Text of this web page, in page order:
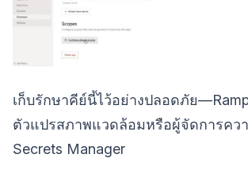
เก็บรักษาคีย์นี้ไว้อย่างปลอดภัย
ตัวแปรสภาพแวดล้อมหรือผู้จัดการคว
Secrets Manager